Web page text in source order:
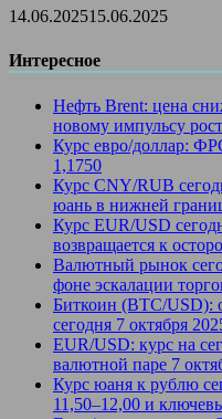
14.06.202515.06.2025
Интересное
Нефть Brent: цена
новому импульсу
Курс евро/доллар:
1,1750
Курс CNY/RUB
юань в нижней
Курс EUR/USD
возвращается к
Валютный рынок
фоне эскалации
Биткоин (BTC/USD):
сегодня 7 октября
EUR/USD: курс на
валютной паре 7
Курс юаня к рублю
11,50–12,00 и